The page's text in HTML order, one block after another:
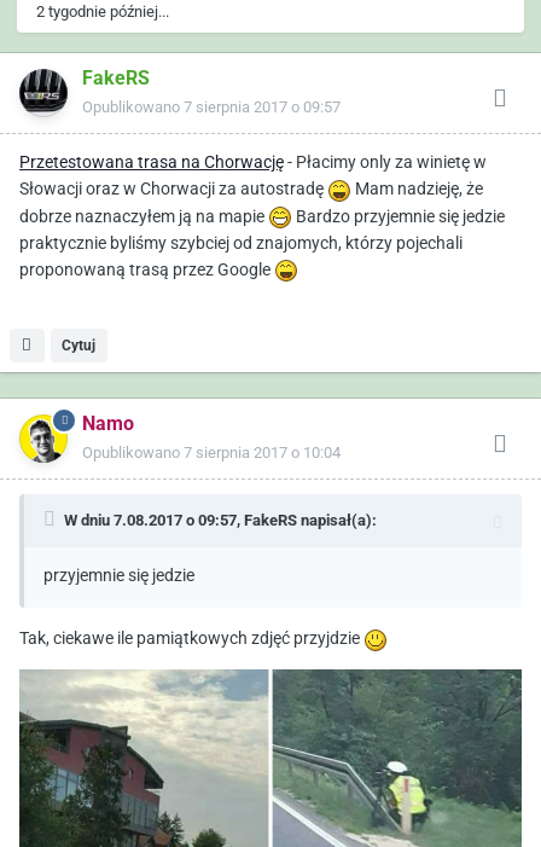
2 tygodnie później...
FakeRS
Opublikowano 7 sierpnia 2017 o 09:57
Przetestowana trasa na Chorwację- Płacimy only za winietę w
Słowacji oraz w Chorwacji za autostradę
Mam nadzieję, że
dobrze naznaczyłem ją na mapie
Bardzo przyjemnie się jedzie
praktycznie byliśmy szybciej od znajomych, którzy pojechali
proponowaną trasą przez Google
Cytuj
Namo
Opublikowano 7 sierpnia 2017 o 10:04
W dniu 7.08.2017 o 09:57, FakeRS napisał(a):
przyjemnie się jedzie
Tak, ciekawe ile pamiątkowych zdjęć przyjdzie